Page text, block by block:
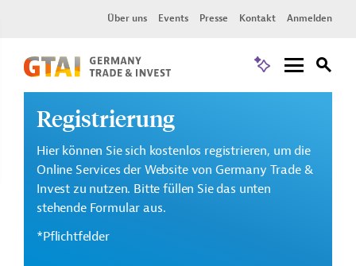
Über uns Events Presse Kontakt Anmelden
Registrierung
Hier können Sie sich kostenlos registrieren, um die
Online Services der Website von Germany Trade &
Invest zu nutzen. Bitte füllen Sie das unten
stehende Formular aus.
*Pflichtfelder